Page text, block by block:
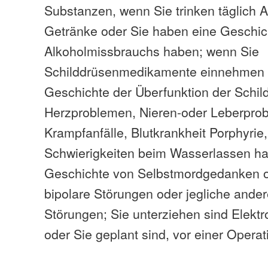
Substanzen, wenn Sie trinken täglich
Getränke oder Sie haben eine
Alkoholmissbrauchs haben; wenn Sie
Schilddrüsenmedikamente
Geschichte der Überfunktion der
Herzproblemen, Nieren-oder
Krampfanfälle, Blutkrankheit
Schwierigkeiten beim Wasserlassen
Geschichte von Selbstmordgedanken
bipolare Störungen oder jegliche
Störungen; Sie unterziehen sind
oder Sie geplant sind, vor einer